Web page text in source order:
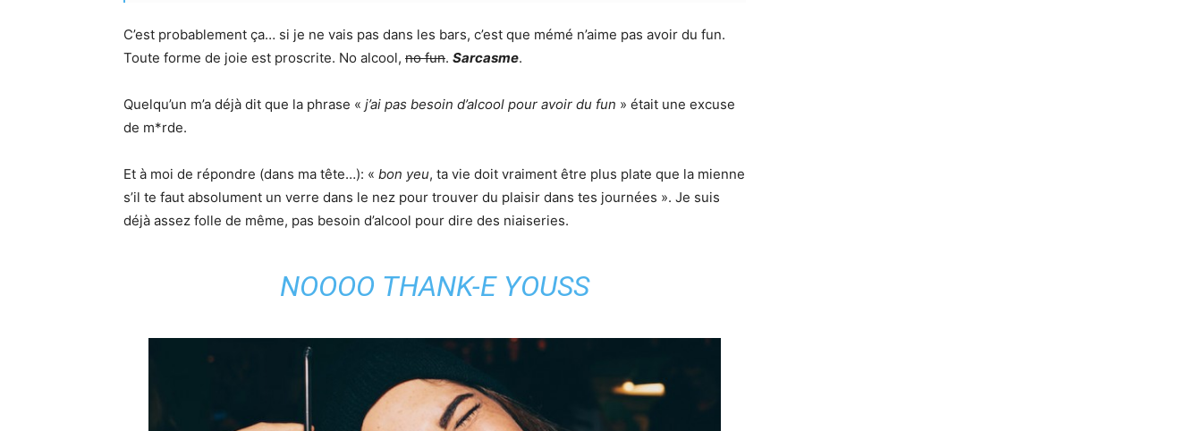
C’est probablement ça… si je ne vais pas dans les bars, c’est que mémé n’aime pas avoir du fun.
Toute forme de joie est proscrite. No alcool, no fun. Sarcasme.
Quelqu’un m’a déjà dit que la phrase « j’ai pas besoin d’alcool pour avoir du fun » était une excuse
de m*rde.
Et à moi de répondre (dans ma tête…): « bon yeu, ta vie doit vraiment être plus plate que la mienne
s’il te faut absolument un verre dans le nez pour trouver du plaisir dans tes journées ». Je suis
déjà assez folle de même, pas besoin d’alcool pour dire des niaiseries.
NOOOO THANK-E YOUSS